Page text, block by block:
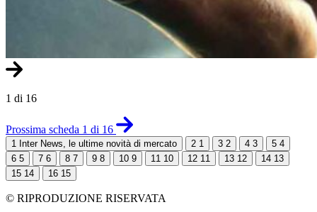
1 di 16
Prossima scheda 1 di 16
1 Inter News, le ultime novità di mercato 2 1 3 2 4 3 5 4
6 5 7 6 8 7 9 8 10 9 11 10 12 11 13 12 14 13
15 14 16 15
© RIPRODUZIONE RISERVATA